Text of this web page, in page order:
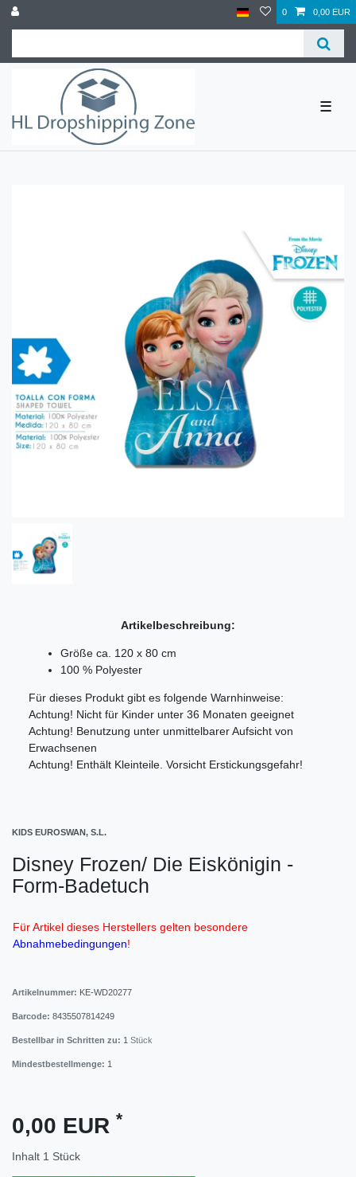
0 0,00 EUR
☰
Artikelbeschreibung:
Größe ca. 120 x 80 cm
100 % Polyester
Für dieses Produkt gibt es folgende Warnhinweise:
Achtung! Nicht für Kinder unter 36 Monaten geeignet
Achtung! Benutzung unter unmittelbarer Aufsicht von
Erwachsenen
Achtung! Enthält Kleinteile. Vorsicht Erstickungsgefahr!
KIDS EUROSWAN, S.L.
Disney Frozen/ Die Eiskönigin -
Form-Badetuch
Für Artikel dieses Herstellers gelten besondere
Abnahmebedingungen!
Artikelnummer: KE-WD20277
Barcode: 8435507814249
Bestellbar in Schritten zu: 1 Stück
Mindestbestellmenge: 1
0,00 EUR *
Inhalt 1 Stück